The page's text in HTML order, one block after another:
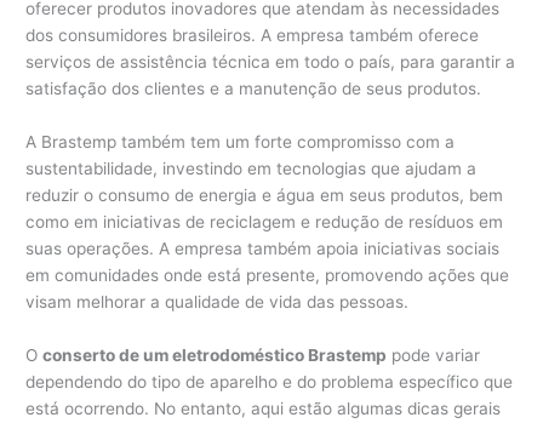
oferecer produtos inovadores que atendam às necessidades
dos consumidores brasileiros. A empresa também oferece
serviços de assistência técnica em todo o país, para garantir a
satisfação dos clientes e a manutenção de seus produtos.
A Brastemp também tem um forte compromisso com a
sustentabilidade, investindo em tecnologias que ajudam a
reduzir o consumo de energia e água em seus produtos, bem
como em iniciativas de reciclagem e redução de resíduos em
suas operações. A empresa também apoia iniciativas sociais
em comunidades onde está presente, promovendo ações que
visam melhorar a qualidade de vida das pessoas.
Oconserto de um eletrodoméstico Brastemp pode variar
dependendo do tipo de aparelho e do problema específico que
está ocorrendo. No entanto, aqui estão algumas dicas gerais